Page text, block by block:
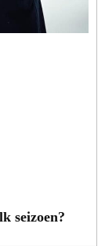
seizoen?